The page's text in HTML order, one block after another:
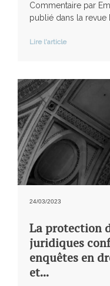
Commentaire par
publié dans la revue
Lire l'article
24/03/2023
La protection
juridiques
enquêtes en
et...